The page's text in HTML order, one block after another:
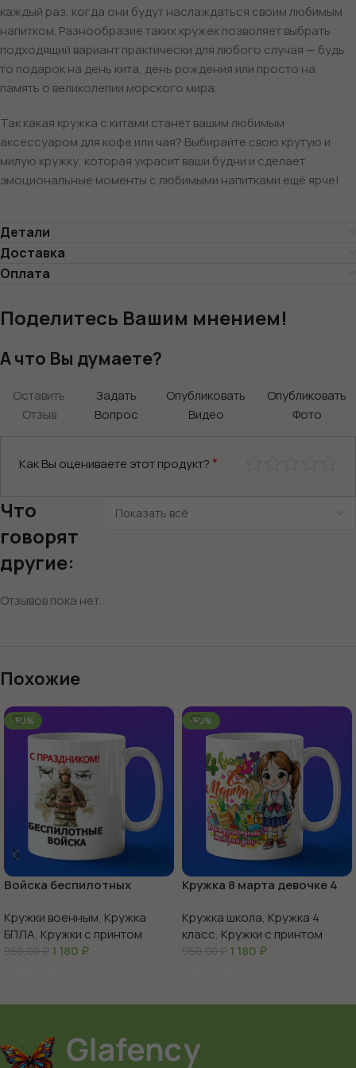
каждый раз, когда они будут наслаждаться своим любимым
напитком. Разнообразие таких кружек позволяет выбрать
подходящий вариант практически для любого случая — будь
то подарок на день кита, день рождения или просто на
память о великолепии морского мира.
Так какая кружка с китами станет вашим любимым
аксессуаром для кофе или чая? Выбирайте свою крутую и
милую кружку, которая украсит ваши будни и сделает
эмоциональные моменты с любимыми напитками ещё ярче!
Детали
Доставка
Оплата
Поделитесь Вашим мнением!
А что Вы думаете?
Оставить
Отзыв
Задать
Вопрос
Опубликовать
Видео
Опубликовать
Фото
Как Вы оцениваете этот продукт? *
Что
говорят
другие:
Отзывов пока нет.
Похожие
-60%
Войска беспилотных
Кружки военным, Кружка
БПЛА, Кружки с принтом
950,00₽ 1 180 ₽
-60%
Кружка 8 марта девочке 4
Кружка школа, Кружка 4
класс, Кружки с принтом
950,00₽ 1 180 ₽